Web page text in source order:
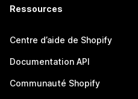
Ressources
Centre d’aide de Shopify
Documentation API
Communauté Shopify